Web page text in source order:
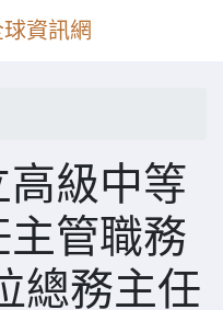
資訊網
級中等
管職務
總務主任